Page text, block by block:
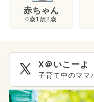
赤ちゃん
0歳1歳2歳
X＠いこーよ
子育て中のママ